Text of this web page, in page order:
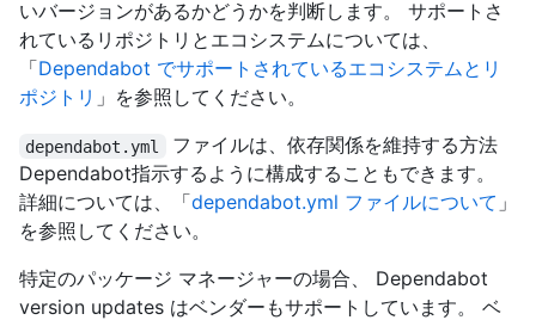
いバージョンがあるかどうかを判断します。 サポートさ
れているリポジトリとエコシステムについては、
「Dependabot でサポートされているエコシステムとリ
ポジトリ 」を参照してください。
dependabot.yml
ファイルは、依存関係を維持する方法
Dependabot指示するように構成することもできます。
詳細については、「dependabot.yml ファイルについて 」
を参照してください。
特定のパッケージ マネージャーの場合、 Dependabot
version updates はベンダーもサポートしています。 ベ